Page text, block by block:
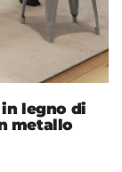
legno di
metallo